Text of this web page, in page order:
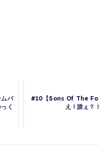
バ
く
#10【Sons Of The
え！誰ぇ？